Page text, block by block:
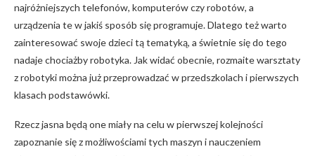
najróżniejszych telefonów, komputerów czy robotów, a
urządzenia te w jakiś sposób się programuje. Dlatego też warto
zainteresować swoje dzieci tą tematyką, a świetnie się do tego
nadaje chociażby robotyka. Jak widać obecnie, rozmaite warsztaty
z robotyki można już przeprowadzać w przedszkolach i pierwszych
klasach podstawówki.
Rzecz jasna będą one miały na celu w pierwszej kolejności
zapoznanie się z możliwościami tych maszyn i nauczeniem